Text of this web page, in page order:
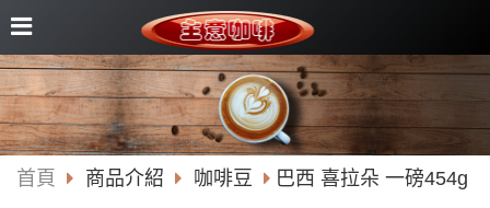
首頁 商品介紹 咖啡豆 巴西 喜拉朵 一磅454g